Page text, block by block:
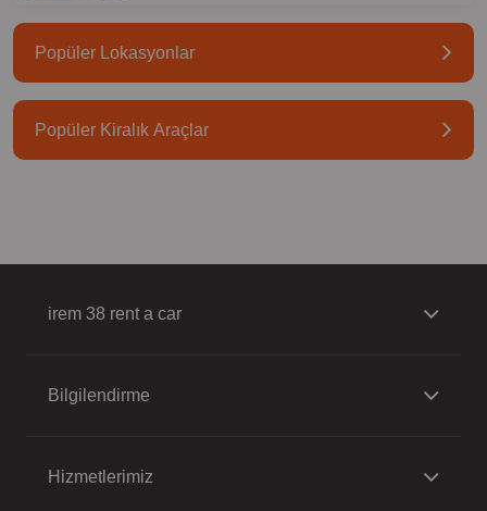
Popüler Lokasyonlar
Popüler Kiralık Araçlar
irem 38 rent a car
Bilgilendirme
Hizmetlerimiz